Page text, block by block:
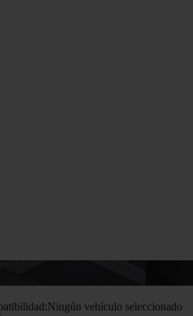
Ningún vehículo seleccionado